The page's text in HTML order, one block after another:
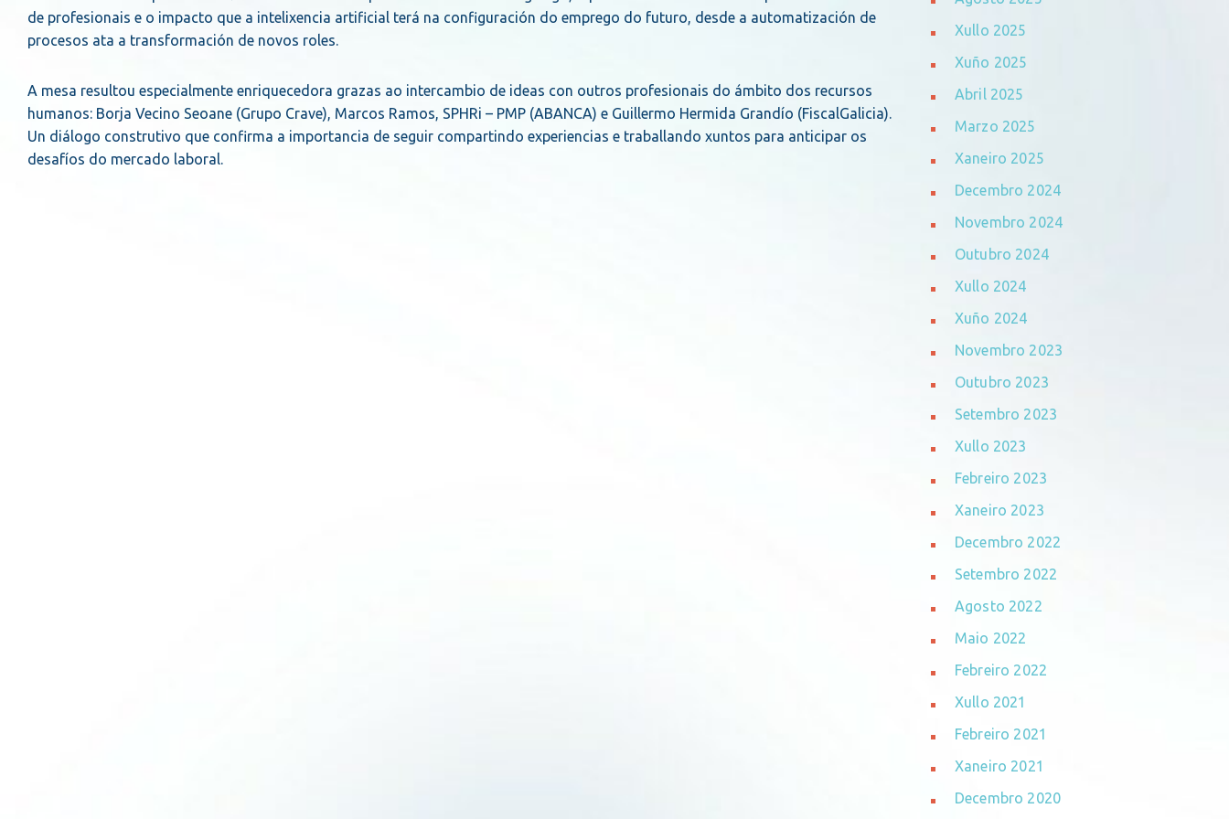
de profesionais e o impacto que a intelixencia artificial terá na configuración do emprego do futuro, desde a automatización de
procesos ata a transformación de novos roles.
A mesa resultou especialmente enriquecedora grazas ao intercambio de ideas con outros profesionais do ámbito dos recursos
humanos: Borja Vecino Seoane (Grupo Crave), Marcos Ramos, SPHRi – PMP (ABANCA) e Guillermo Hermida Grandío (FiscalGalicia).
Un diálogo construtivo que confirma a importancia de seguir compartindo experiencias e traballando xuntos para anticipar os
desafíos do mercado laboral.
Xullo 2025
Xuño 2025
Abril 2025
Marzo 2025
Xaneiro 2025
Decembro 2024
Novembro 2024
Outubro 2024
Xullo 2024
Xuño 2024
Novembro 2023
Outubro 2023
Setembro 2023
Xullo 2023
Febreiro 2023
Xaneiro 2023
Decembro 2022
Setembro 2022
Agosto 2022
Maio 2022
Febreiro 2022
Xullo 2021
Febreiro 2021
Xaneiro 2021
Decembro 2020